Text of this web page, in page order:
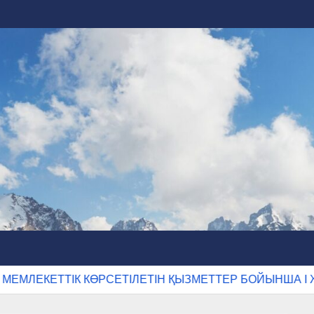
КӨРСЕТІЛЕТІН ҚЫЗМЕТТЕР БОЙЫНША I